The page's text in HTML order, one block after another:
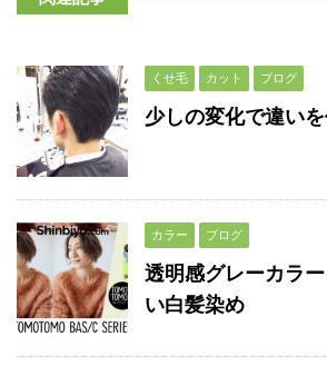
くせ毛 カット ブログ
少しの変化で違いを
カラー ブログ
透明感グレーカラ
い白髪染め